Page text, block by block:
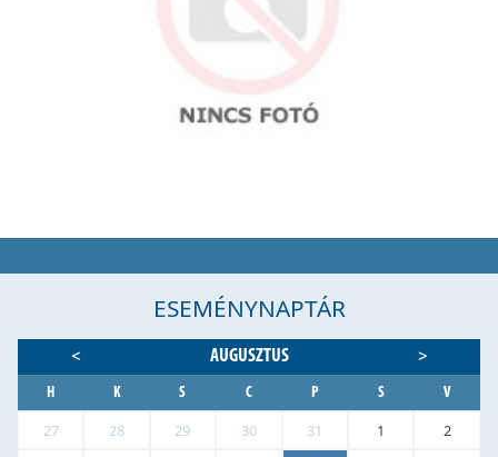
ESEMÉNYNAPTÁR
< AUGUSZTUS >
H K S C P S V
27 28 29 30 31 1
2